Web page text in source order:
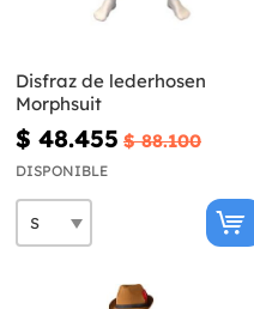
Disfraz de lederhosen
Morphsuit
$ 48.455 $ 88.100
DISPONIBLE